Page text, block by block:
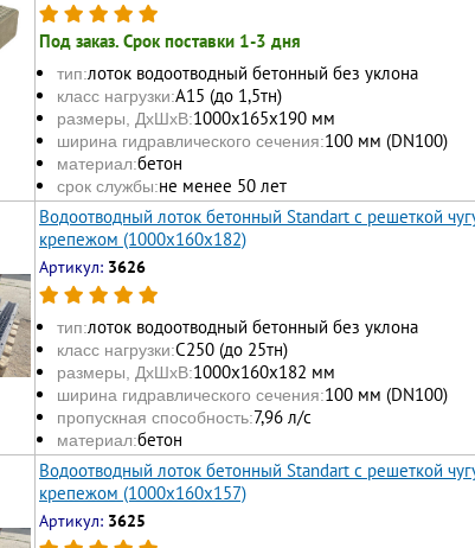
Под заказ. Срок поставки 1-3 дня
тип:лоток водоотводный бетонный без уклона
класс нагрузки:А15 (до 1,5тн)
размеры, ДхШхВ:1000х165x190 мм
ширина гидравлического сечения:100 мм (DN100)
материал:бетон
срок службы:не менее 50 лет
Водоотводный лоток бетонный Standart с решеткой
крепежом (1000x160x182)
Артикул: 3626
тип:лоток водоотводный бетонный без уклона
класс нагрузки:С250 (до 25тн)
размеры, ДхШхВ:1000х160x182 мм
ширина гидравлического сечения:100 мм (DN100)
пропускная способность:7,96 л/с
материал:бетон
Водоотводный лоток бетонный Standart с решеткой
крепежом (1000x160x157)
Артикул: 3625